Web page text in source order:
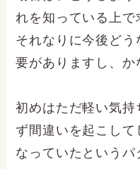
れを知っている上で
それなりに今後ど
要がありますし、か
初めはただ軽い気持
ず間違いを起こして
なっていたというパ